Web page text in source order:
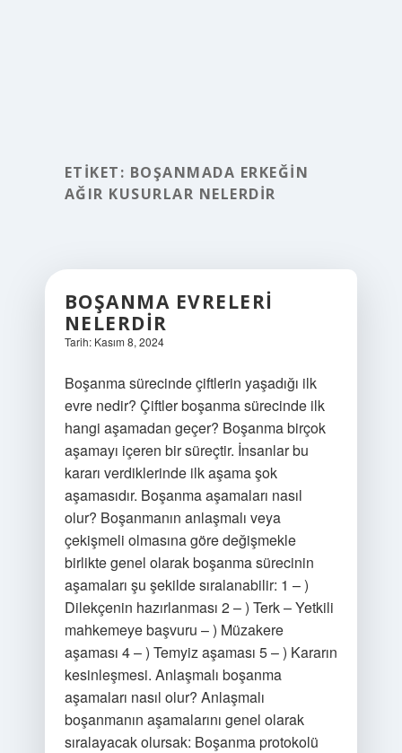
ETIKET: BOŞANMADA ERKEĞIN
AĞIR KUSURLAR NELERDIR
BOŞANMA EVRELERI
NELERDIR
Tarih: Kasım 8, 2024
Boşanma sürecinde çiftlerin yaşadığı ilk
evre nedir? Çiftler boşanma sürecinde ilk
hangi aşamadan geçer? Boşanma birçok
aşamayı içeren bir süreçtir. İnsanlar bu
kararı verdiklerinde ilk aşama şok
aşamasıdır. Boşanma aşamaları nasıl
olur? Boşanmanın anlaşmalı veya
çekişmeli olmasına göre değişmekle
birlikte genel olarak boşanma sürecinin
aşamaları şu şekilde sıralanabilir: 1 – )
Dilekçenin hazırlanması 2 – ) Terk – Yetkili
mahkemeye başvuru – ) Müzakere
aşaması 4 – ) Temyiz aşaması 5 – ) Kararın
kesinleşmesi. Anlaşmalı boşanma
aşamaları nasıl olur? Anlaşmalı
boşanmanın aşamalarını genel olarak
sıralayacak olursak: Boşanma protokolü